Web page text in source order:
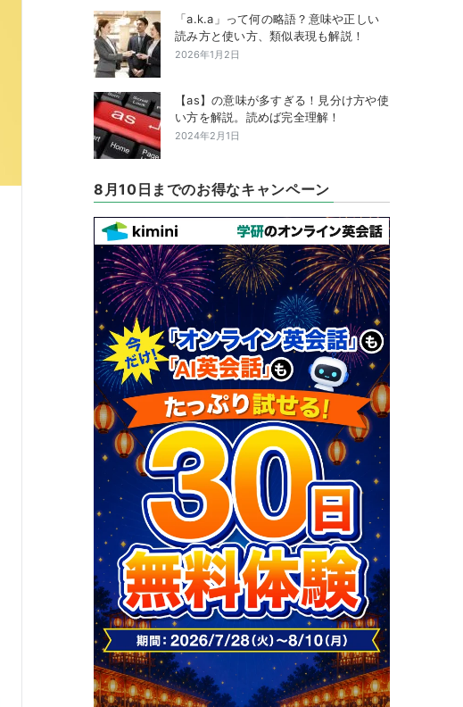
「a.k.a」って何の略語？意味や正しい
読み方と使い方、類似表現も解説！
2026年1月2日
【as】の意味が多すぎる！見分け方や使
い方を解説。読めば完全理解！
2024年2月1日
8月10日までのお得なキャンペーン